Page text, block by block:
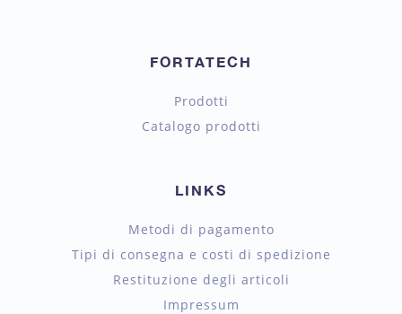
FORTATECH
Prodotti
Catalogo prodotti
LINKS
Metodi di pagamento
Tipi di consegna e costi di spedizione
Restituzione degli articoli
Impressum